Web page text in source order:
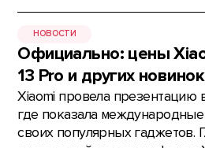
НОВОСТИ
Официально: цены
13 Pro и других
Xiaomi провела презентацию
где показала
своих популярных гаджетов.